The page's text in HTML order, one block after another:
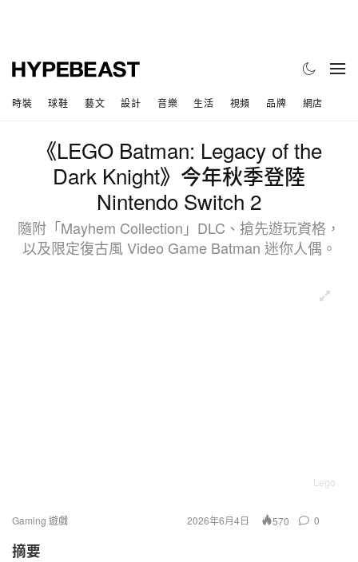
時裝 球鞋 藝文 設計 音樂 生活 視頻 品牌 網店
《LEGO Batman: Legacy of the
Dark Knight》今年秋季登陸
Nintendo Switch 2
隨附「Mayhem Collection」DLC、搶先遊玩資格，
以及限定復古風 Video Game Batman 迷你人偶。
Lego
Gaming 遊戲 2026年6月4日 570 0
摘要